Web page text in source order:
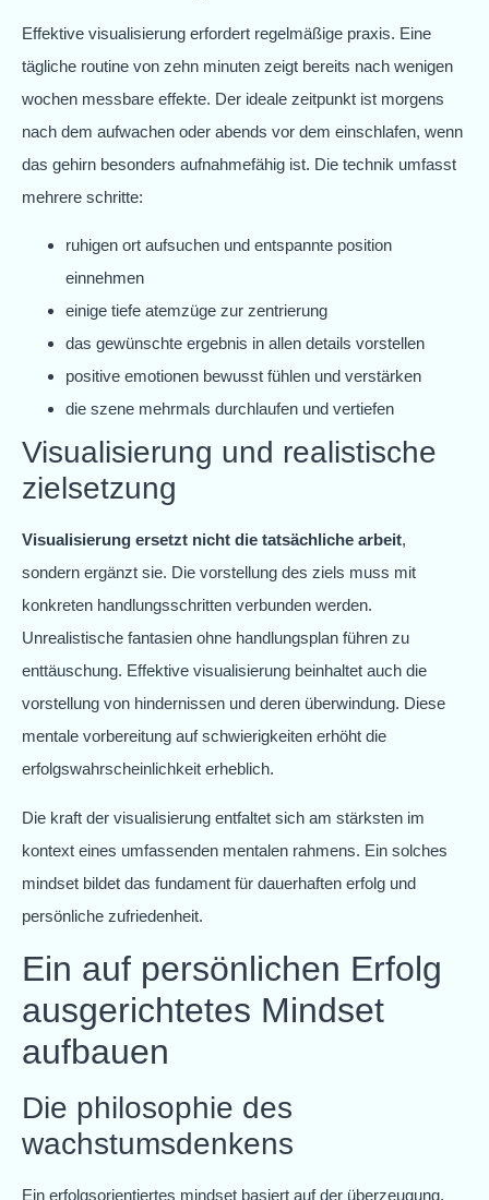
Effektive visualisierung erfordert regelmäßige praxis. Eine
tägliche routine von zehn minuten zeigt bereits nach wenigen
wochen messbare effekte. Der ideale zeitpunkt ist morgens
nach dem aufwachen oder abends vor dem einschlafen, wenn
das gehirn besonders aufnahmefähig ist. Die technik umfasst
mehrere schritte:
ruhigen ort aufsuchen und entspannte position
einnehmen
einige tiefe atemzüge zur zentrierung
das gewünschte ergebnis in allen details vorstellen
positive emotionen bewusst fühlen und verstärken
die szene mehrmals durchlaufen und vertiefen
Visualisierung und realistische
zielsetzung
Visualisierung ersetzt nicht die tatsächliche arbeit,
sondern ergänzt sie. Die vorstellung des ziels muss mit
konkreten handlungsschritten verbunden werden.
Unrealistische fantasien ohne handlungsplan führen zu
enttäuschung. Effektive visualisierung beinhaltet auch die
vorstellung von hindernissen und deren überwindung. Diese
mentale vorbereitung auf schwierigkeiten erhöht die
erfolgswahrscheinlichkeit erheblich.
Die kraft der visualisierung entfaltet sich am stärksten im
kontext eines umfassenden mentalen rahmens. Ein solches
mindset bildet das fundament für dauerhaften erfolg und
persönliche zufriedenheit.
Ein auf persönlichen Erfolg
ausgerichtetes Mindset
aufbauen
Die philosophie des
wachstumsdenkens
Ein erfolgsorientiertes mindset basiert auf der überzeugung,